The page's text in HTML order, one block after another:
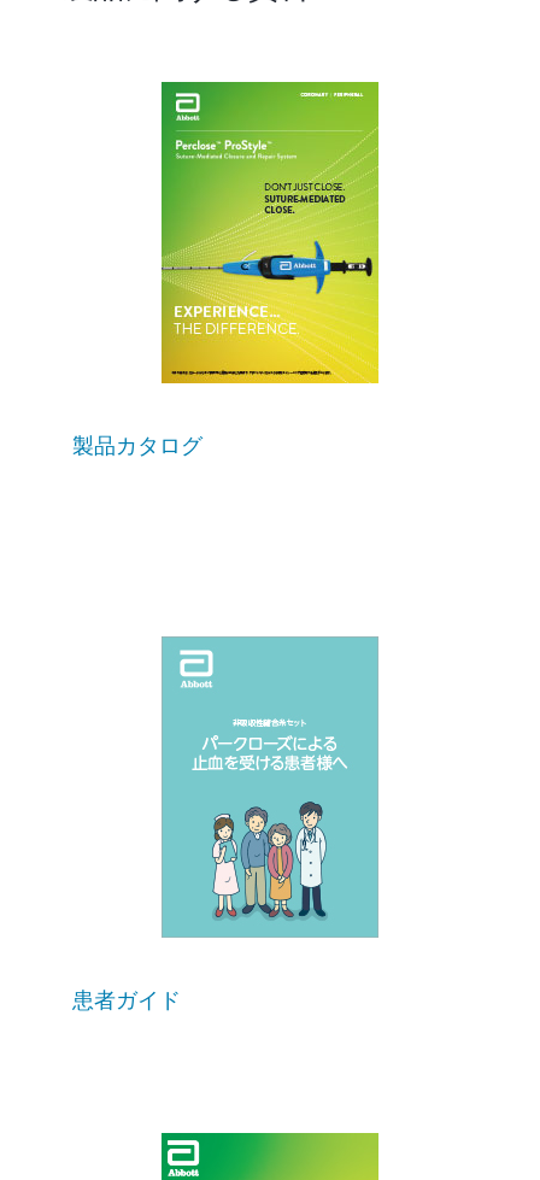
製品カタログ
患者ガイド